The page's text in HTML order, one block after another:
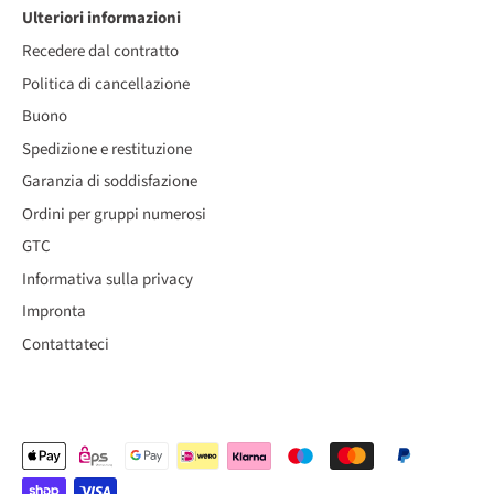
Ulteriori informazioni
Recedere dal contratto
Politica di cancellazione
Buono
Spedizione e restituzione
Garanzia di soddisfazione
Ordini per gruppi numerosi
GTC
Informativa sulla privacy
Impronta
Contattateci